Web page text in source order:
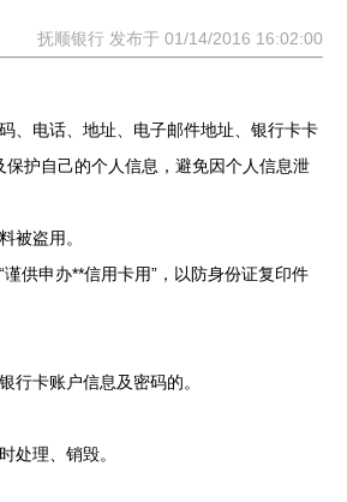
抚顺银行 发布于 01/14/2016 16:02:00
、电话、地址、电子邮件地址、银行卡卡
护自己的个人信息，避免因个人信息泄
被盗用。
供申办**信用卡用”，以防身份证复印件
行卡账户信息及密码的。
处理、销毁。